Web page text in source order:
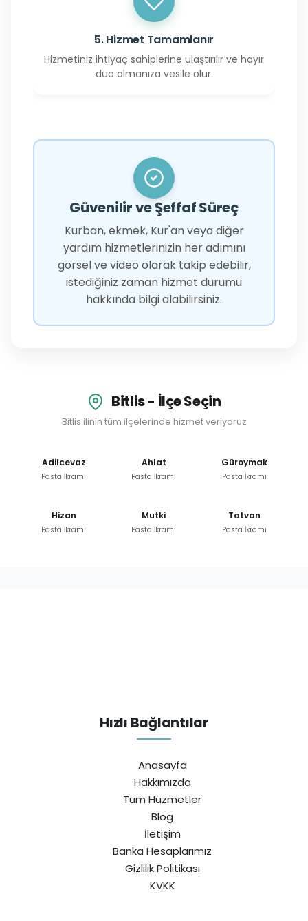
5. Hizmet Tamamlanır
Hizmetiniz ihtiyaç sahiplerine ulaştırılır ve hayır
dua almanıza vesile olur.
Güvenilir ve Şeffaf Süreç
Kurban, ekmek, Kur'an veya diğer
yardım hizmetlerinizin her adımını
görsel ve video olarak takip edebilir,
istediğiniz zaman hizmet durumu
hakkında bilgi alabilirsiniz.
Bitlis - İlçe Seçin
Bitlis ilinin tüm ilçelerinde hizmet veriyoruz
Adilcevaz
Pasta İkramı
Ahlat
Pasta İkramı
Güroymak
Pasta İkramı
Hizan
Pasta İkramı
Mutki
Pasta İkramı
Tatvan
Pasta İkramı
Hızlı Bağlantılar
Anasayfa
Hakkımızda
Tüm Hüzmetler
Blog
İletişim
Banka Hesaplarımız
Gizlilik Politikası
KVKK